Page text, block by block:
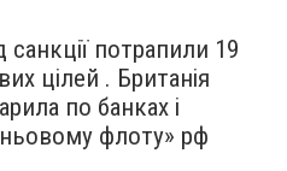
санкції потрапили 19
цілей . Британія
по банках і
флоту» рф